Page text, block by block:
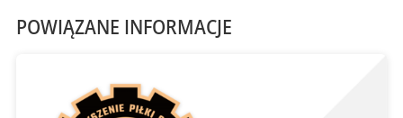
POWIĄZANE INFORMACJE